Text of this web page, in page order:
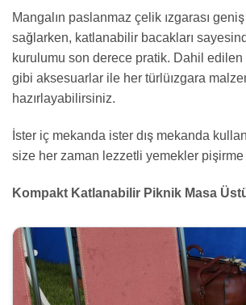
Mangalın paslanmaz çelik ızgarası
sağlarken, katlanabilir bacakları
kurulumu son derece pratik. Dahil
gibi aksesuarlar ile her türlüızgara
hazırlayabilirsiniz.
İster iç mekanda ister dış mekanda
size her zaman lezzetli yemekler pişirme
Kompakt Katlanabilir Piknik Masa